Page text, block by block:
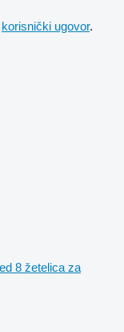
korisnički ugovor.
8 žetelica za